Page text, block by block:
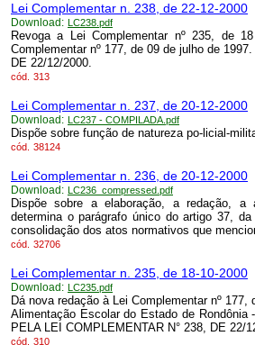
Lei Complementar n. 238, de 22-12-2000
Download: LC238.pdf
Revoga a Lei Complementar nº 235, de
Complementar nº 177, de 09 de julho de
DE 22/12/2000.
cód. 313
Lei Complementar n. 237, de 20-12-2000
Download: LC237 - COMPILADA.pdf
Dispõe sobre função de natureza po-licial-
cód. 38124
Lei Complementar n. 236, de 20-12-2000
Download: LC236_compressed.pdf
Dispõe sobre a elaboração, a redação,
determina o parágrafo único do artigo 37,
consolidação dos atos normativos que
cód. 32706
Lei Complementar n. 235, de 18-10-2000
Download: LC235.pdf
Dá nova redação à Lei Complementar nº
Alimentação Escolar do Estado de Rondônia
PELA LEI COMPLEMENTAR N° 238, DE 22/
cód. 310